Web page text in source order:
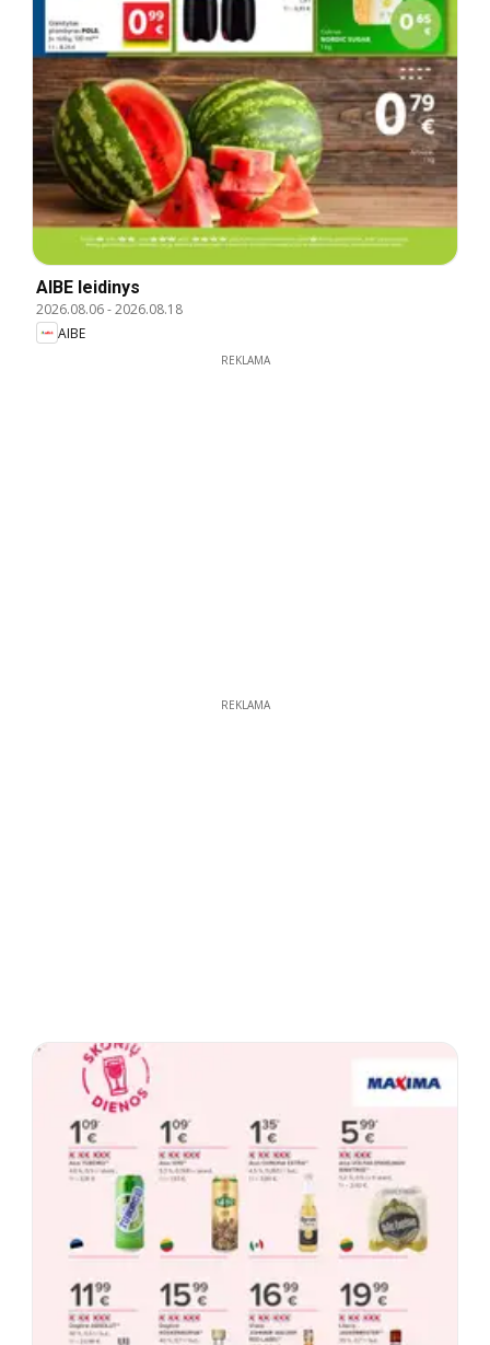
AIBE leidinys
2026.08.06-2026.08.18
AIBE
REKLAMA
REKLAMA